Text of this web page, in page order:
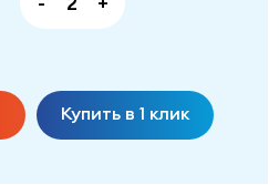
Купить в 1 клик